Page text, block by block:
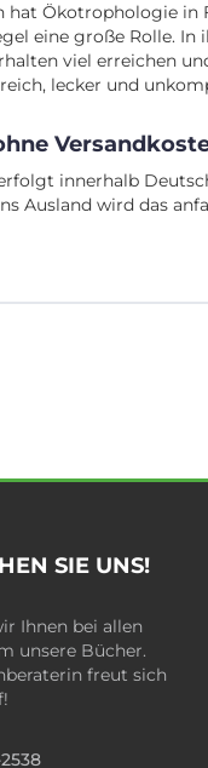
hat Ökotrophologie in
eine große Rolle.
viel erreichen
lecker und
innerhalb
Ausland wird das
SIE UNS!
Ihnen bei allen
unsere Bücher.
freut sich